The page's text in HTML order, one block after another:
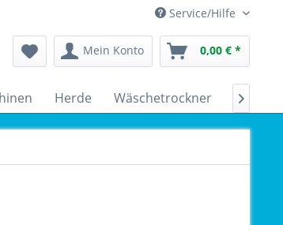
Service/Hilfe
Mein Konto 0,00 € *
Herde Wäschetrockner 